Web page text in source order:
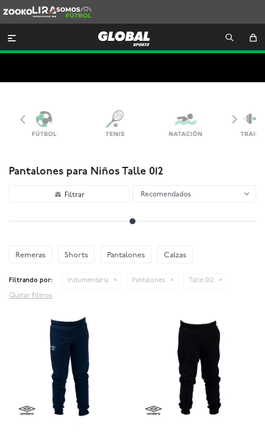
Lira
Somos
Futbol

Pantalones para Niños Talle 012
Recomendados
Remeras Shorts Pantalones Calzas
Filtrando por: Indumentaria Pantalones Talle 012
Quitar filtros